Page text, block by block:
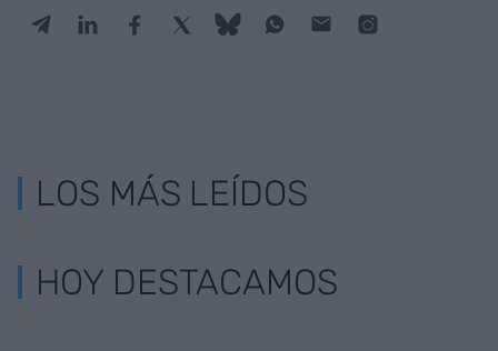
LOS MÁS LEÍDOS
HOY DESTACAMOS